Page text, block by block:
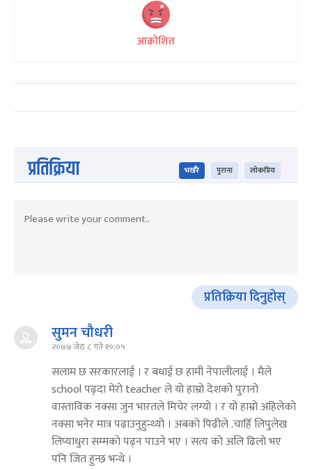
आक्रोशित
प्रतिक्रिया भर्खरै पुराना लोकप्रिय
प्रतिक्रिया दिनुहोस्
सुमन चौधरी
२०७७ जेठ ८ गते १०:०५
सलाम छ सरकारलाई । र बधाई छ हामी नेपालीलाई । मैले
school पढ्दा मेरो teacher ले यो हाम्रो देशको पुरानो
वास्ताविक नक्सा जुन भारतले मिचेर लग्यो । र यो हाम्रो अहिलेको
नक्सा भनेर मात्र पढाउनुहुन्थ्यो । अबको पिढीले .चाहिँ लिपुलेख
लिप्याधुरा सम्मको पढ्न पाउने भए । सत्य को अलि ढिलो भए
पनि जित हुन्छ भन्थे ।